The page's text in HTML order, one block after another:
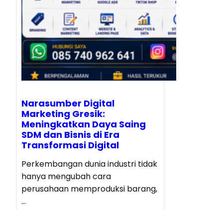
Narasumber Digital
Marketing Gresik:
Meningkatkan Daya Saing
SDM dan Bisnis di Era
Transformasi Digital
Perkembangan dunia industri tidak
hanya mengubah cara
perusahaan memproduksi barang,
…